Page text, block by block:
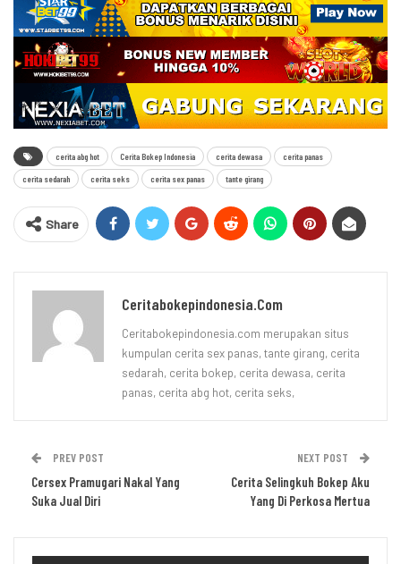
cerita abg hot Cerita Bokep Indonesia cerita dewasa cerita panas
cerita sedarah cerita seks cerita sex panas tante girang
Share
Ceritabokepindonesia.com
Ceritabokepindonesia.com merupakan situs
kumpulan cerita sex panas, tante girang, cerita
sedarah, cerita bokep, cerita dewasa, cerita
panas, cerita abg hot, cerita seks,
PREV POST
Cersex Pramugari Nakal Yang
Suka Jual Diri
NEXT POST
Cerita Selingkuh Bokep Aku
Yang Di Perkosa Mertua